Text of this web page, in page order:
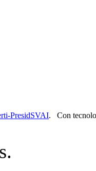
PresidSVAI. Con